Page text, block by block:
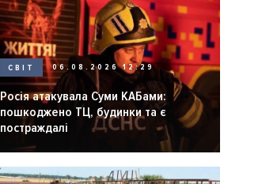
СВІТ 06.08.2026 12:29
Росія атакувала Суми КАБами:
пошкоджено ТЦ, будинки та є
постраждалі